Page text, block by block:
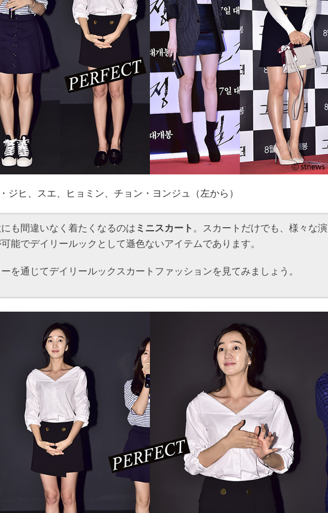
ジヒ、スエ、ヒョミン、チョン・ヨンジュ（左から）
も間違いなく着たくなるのは ミニスカート 。スカートだけでも、様々な演
能でデイリールックとして遜色ないアイテムであります。
ーを通じてデイリールックスカートファッションを見てみましょう。